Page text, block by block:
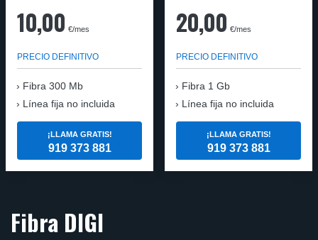
10,00 €/mes
PRECIO DEFINITIVO
Fibra 300 Mb
Línea fija no incluida
¡LLAMA GRATIS!
919 373 881
20,00 €/mes
PRECIO DEFINITIVO
Fibra 1 Gb
Línea fija no incluida
¡LLAMA GRATIS!
919 373 881
Fibra DIGI